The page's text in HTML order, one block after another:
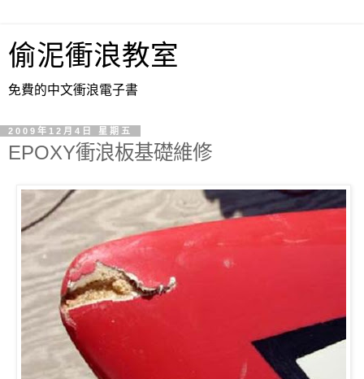
偷泥衝浪教室
免費的中文衝浪電子書
2009年12月4日 星期五
EPOXY衝浪板基礎維修